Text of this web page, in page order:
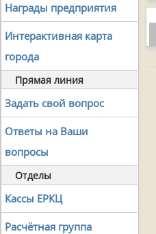
Награды предприятия
Интерактивная карта
города
Прямая линия
Задать свой вопрос
Ответы на Ваши
вопросы
Отделы
Кассы ЕРКЦ
Расчётная группа